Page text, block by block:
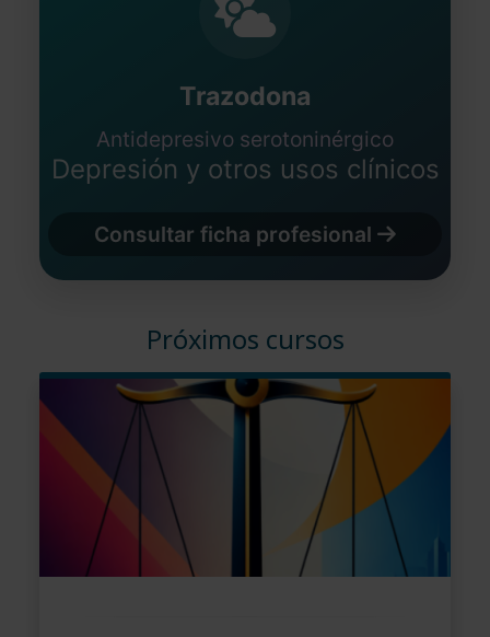
Trazodona
Antidepresivo serotoninérgico
Depresión y otros usos clínicos
Consultar ficha profesional
Próximos cursos